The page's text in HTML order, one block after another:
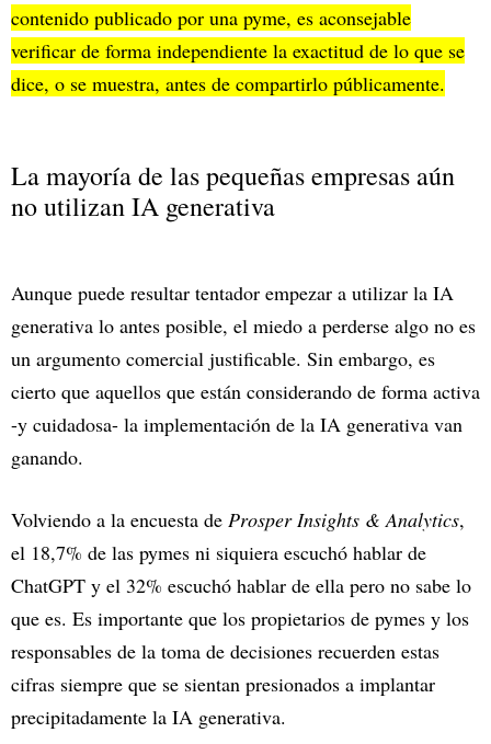
contenido publicado por una pyme, es aconsejable
verificar de forma independiente la exactitud de lo que se
dice, o se muestra, antes de compartirlo públicamente.
La mayoría de las pequeñas empresas aún
no utilizan IA generativa
Aunque puede resultar tentador empezar a utilizar la IA
generativa lo antes posible, el miedo a perderse algo no es
un argumento comercial justificable. Sin embargo, es
cierto que aquellos que están considerando de forma activa
-y cuidadosa- la implementación de la IA generativa van
ganando.
Volviendo a la encuesta de Prosper Insights & Analytics,
el 18,7% de las pymes ni siquiera escuchó hablar de
ChatGPT y el 32% escuchó hablar de ella pero no sabe lo
que es. Es importante que los propietarios de pymes y los
responsables de la toma de decisiones recuerden estas
cifras siempre que se sientan presionados a implantar
precipitadamente la IA generativa.